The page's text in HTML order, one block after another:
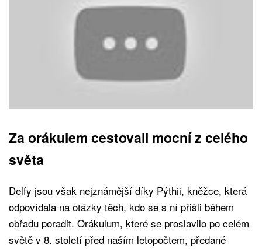
Za orákulem cestovali mocní z celého
světa
Delfy jsou však nejznámější díky Pýthii, kněžce, která
odpovídala na otázky těch, kdo se s ní přišli během
obřadu poradit. Orákulum, které se proslavilo po celém
světě v 8. století před naším letopočtem, předané